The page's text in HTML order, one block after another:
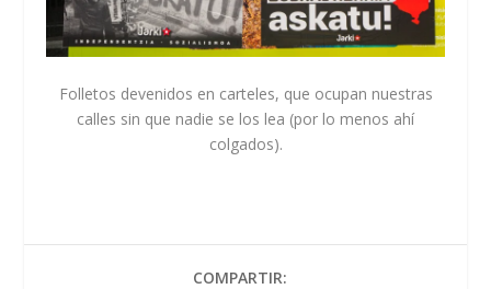
Folletos devenidos en carteles, que ocupan nuestras
calles sin que nadie se los lea (por lo menos ahí
colgados).
COMPARTIR: